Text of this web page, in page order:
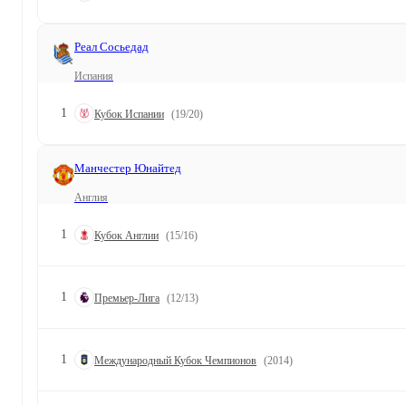
Реал Сосьедад
Испания
1 Кубок Испании (19/20)
Манчестер Юнайтед
Англия
1 Кубок Англии (15/16)
1 Премьер-Лига (12/13)
1 Международный Кубок Чемпионов (2014)